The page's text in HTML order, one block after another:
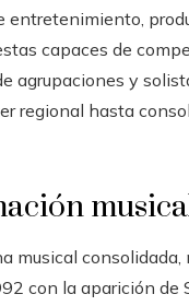
capaces de
agrupaciones y
regional hasta
musical
con la aparición de